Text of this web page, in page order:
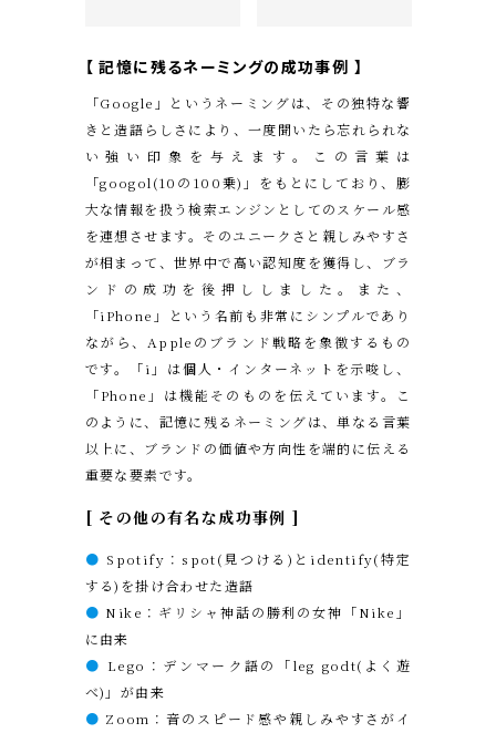
【 記憶に残るネーミングの成功事例 】
「Google」というネーミングは、その独特な響
きと造語らしさにより、一度聞いたら忘れられな
い強い印象を与えます。この言葉は
「googol(10の100乗)」をもとにしており、膨
大な情報を扱う検索エンジンとしてのスケール感
を連想させます。そのユニークさと親しみやすさ
が相まって、世界中で高い認知度を獲得し、ブラ
ンドの成功を後押ししました。また、
「iPhone」という名前も非常にシンプルであり
ながら、Appleのブランド戦略を象徴するもの
です。「i」は個人・インターネットを示唆し、
「Phone」は機能そのものを伝えています。こ
のように、記憶に残るネーミングは、単なる言葉
以上に、ブランドの価値や方向性を端的に伝える
重要な要素です。
[ その他の有名な成功事例 ]
● Spotify：spot(見つける)とidentify(特定
する)を掛け合わせた造語
● Nike：ギリシャ神話の勝利の女神「Nike」
に由来
● Lego：デンマーク語の「leg godt(よく遊
べ)」が由来
● Zoom：音のスピード感や親しみやすさがイ